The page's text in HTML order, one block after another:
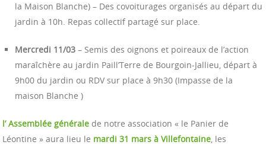
la Maison Blanche) – Des covoiturages organisés au départ du
jardin à 10h. Repas collectif partagé sur place.
Mercredi 11/03 – Semis des oignons et poireaux de l’action
maraîchère au jardin Paill’Terre de Bourgoin-Jallieu, départ à
9h00 du jardin ou RDV sur place à 9h30 (Impasse de la
maison Blanche )
l’ Assemblée générale de notre association « le Panier de
Léontine » aura lieu le mardi 31 mars à Villefontaine, les